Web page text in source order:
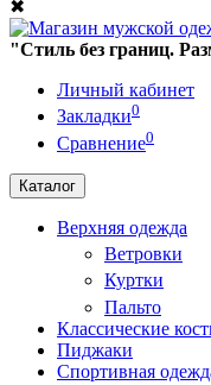
✖
"Стиль без границ.
Личный кабинет
Закладки0
Сравнение0
Каталог
Верхняя одежда
Ветровки
Куртки
Пальто
Классические
Пиджаки
Спортивная